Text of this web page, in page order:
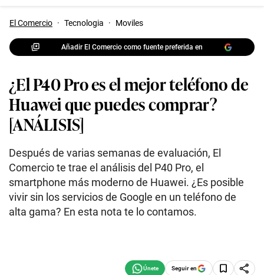
El Comercio · Tecnologia · Moviles
Añadir El Comercio como fuente preferida en
¿El P40 Pro es el mejor teléfono de
Huawei que puedes comprar?
[ANÁLISIS]
Después de varias semanas de evaluación, El
Comercio te trae el análisis del P40 Pro, el
smartphone más moderno de Huawei. ¿Es posible
vivir sin los servicios de Google en un teléfono de
alta gama? En esta nota te lo contamos.
Seguir en